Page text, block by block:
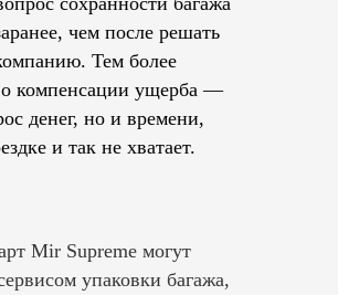
чем после решать
Тем более
о компенсации ущерба —
денег, но и времени,
и так не хватает.
Mir Supreme могут
упаковки багажа,